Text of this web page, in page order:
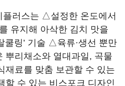
플러스는 △설정한 온도에서
유지해 아삭한 김치 맛을
쿨링’ 기술 △육류·생선 뿐만
뿌리채소와 열대과일, 곡물
재료를 맞춤 보관할 수 있는
수 있는 비스포크 디자인